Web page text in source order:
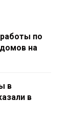
по
на
в
в